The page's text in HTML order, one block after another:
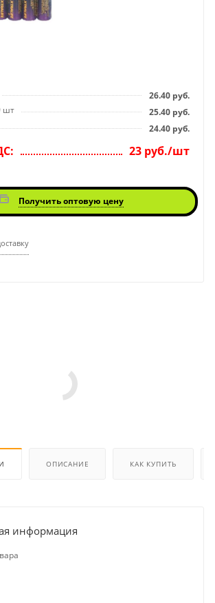
26.40 руб.
шт
25.40 руб.
24.40 руб.
23 руб./шт
Получить оптовую цену
ОПИСАНИЕ КАК КУПИТЬ
информация